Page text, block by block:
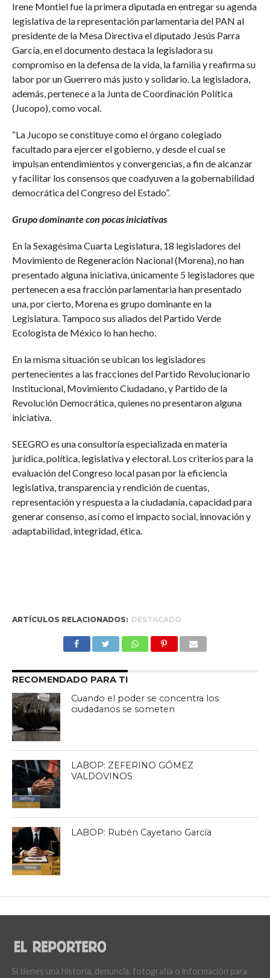
Irene Montiel fue la primera diputada en entregar su agenda
legislativa de la representación parlamentaria del PAN al
presidente de la Mesa Directiva el diputado Jesús Parra
García, en el documento destaca la legisladora su
compromiso en la defensa de la vida, la familia y reafirma su
labor por un Guerrero más justo y solidario. La legisladora,
además, pertenece a la Junta de Coordinación Política
(Jucopo), como vocal.
“La Jucopo se constituye como el órgano colegiado
facultado para ejercer el gobierno, y desde el cual se
impulsan entendimientos y convergencias, a fin de alcanzar
y facilitar los consensos que coadyuven a la gobernabilidad
democrática del Congreso del Estado”.
Grupo dominante con pocas iniciativas
En la Sexagésima Cuarta Legislatura, 18 legisladores del
Movimiento de Regeneración Nacional (Morena), no han
presentado alguna iniciativa, únicamente 5 legisladores que
pertenecen a esa fracción parlamentaria han presentado
una, por cierto, Morena es grupo dominante en la
Legislatura. Tampoco sus aliados del Partido Verde
Ecologista de México lo han hecho.
En la misma situación se ubican los legisladores
pertenecientes a las fracciones del Partido Revolucionario
Institucional, Movimiento Ciudadano, y Partido de la
Revolución Democrática, quienes no presentaron alguna
iniciativa.
SEEGRO es una consultoría especializada en materia
jurídica, política, legislativa y electoral. Los criterios para la
evaluación del Congreso local pasan por la eficiencia
legislativa, transparencia y rendición de cuentas,
representación y respuesta a la ciudadanía, capacidad para
generar consenso, así como el impacto social, innovación y
adaptabilidad, integridad, ética.
ARTÍCULOS RELACIONADOS: DESTACADO
RECOMENDADO PARA TI
Cuando el poder se concentra los
ciudadanos se someten
LABOP: ZEFERINO GÓMEZ
VALDOVINOS
LABOP: Rubén Cayetano García
Si tienes una historia, denuncia, fotografía o información para